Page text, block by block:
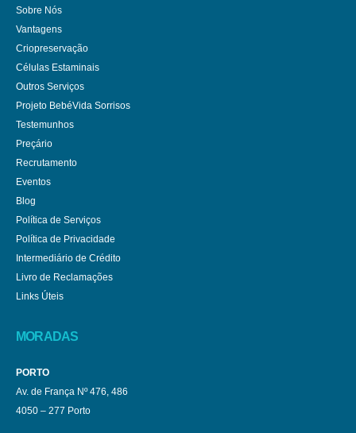
Sobre Nós
Vantagens
Criopreservação
Células Estaminais
Outros Serviços
Projeto BebéVida Sorrisos
Testemunhos
Preçário
Recrutamento
Eventos
Blog
Política de Serviços
Política de Privacidade
Intermediário de Crédito
Livro de Reclamações
Links Úteis
MORADAS
PORTO
Av. de França Nº 476, 486
4050 – 277 Porto